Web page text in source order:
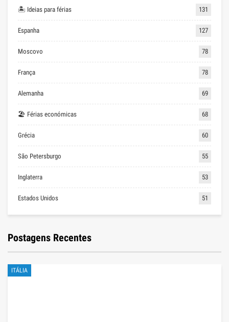
🏝 Ideias para férias 131
Espanha 127
Moscovo 78
França 78
Alemanha 69
🏖 Férias económicas 68
Grécia 60
São Petersburgo 55
Inglaterra 53
Estados Unidos 51
Postagens Recentes
ITÁLIA